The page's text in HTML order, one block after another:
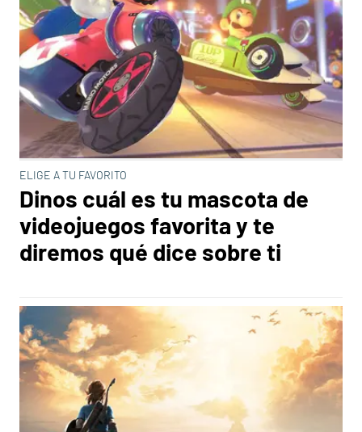
ELIGE A TU FAVORITO
Dinos cuál es tu mascota de
videojuegos favorita y te
diremos qué dice sobre ti